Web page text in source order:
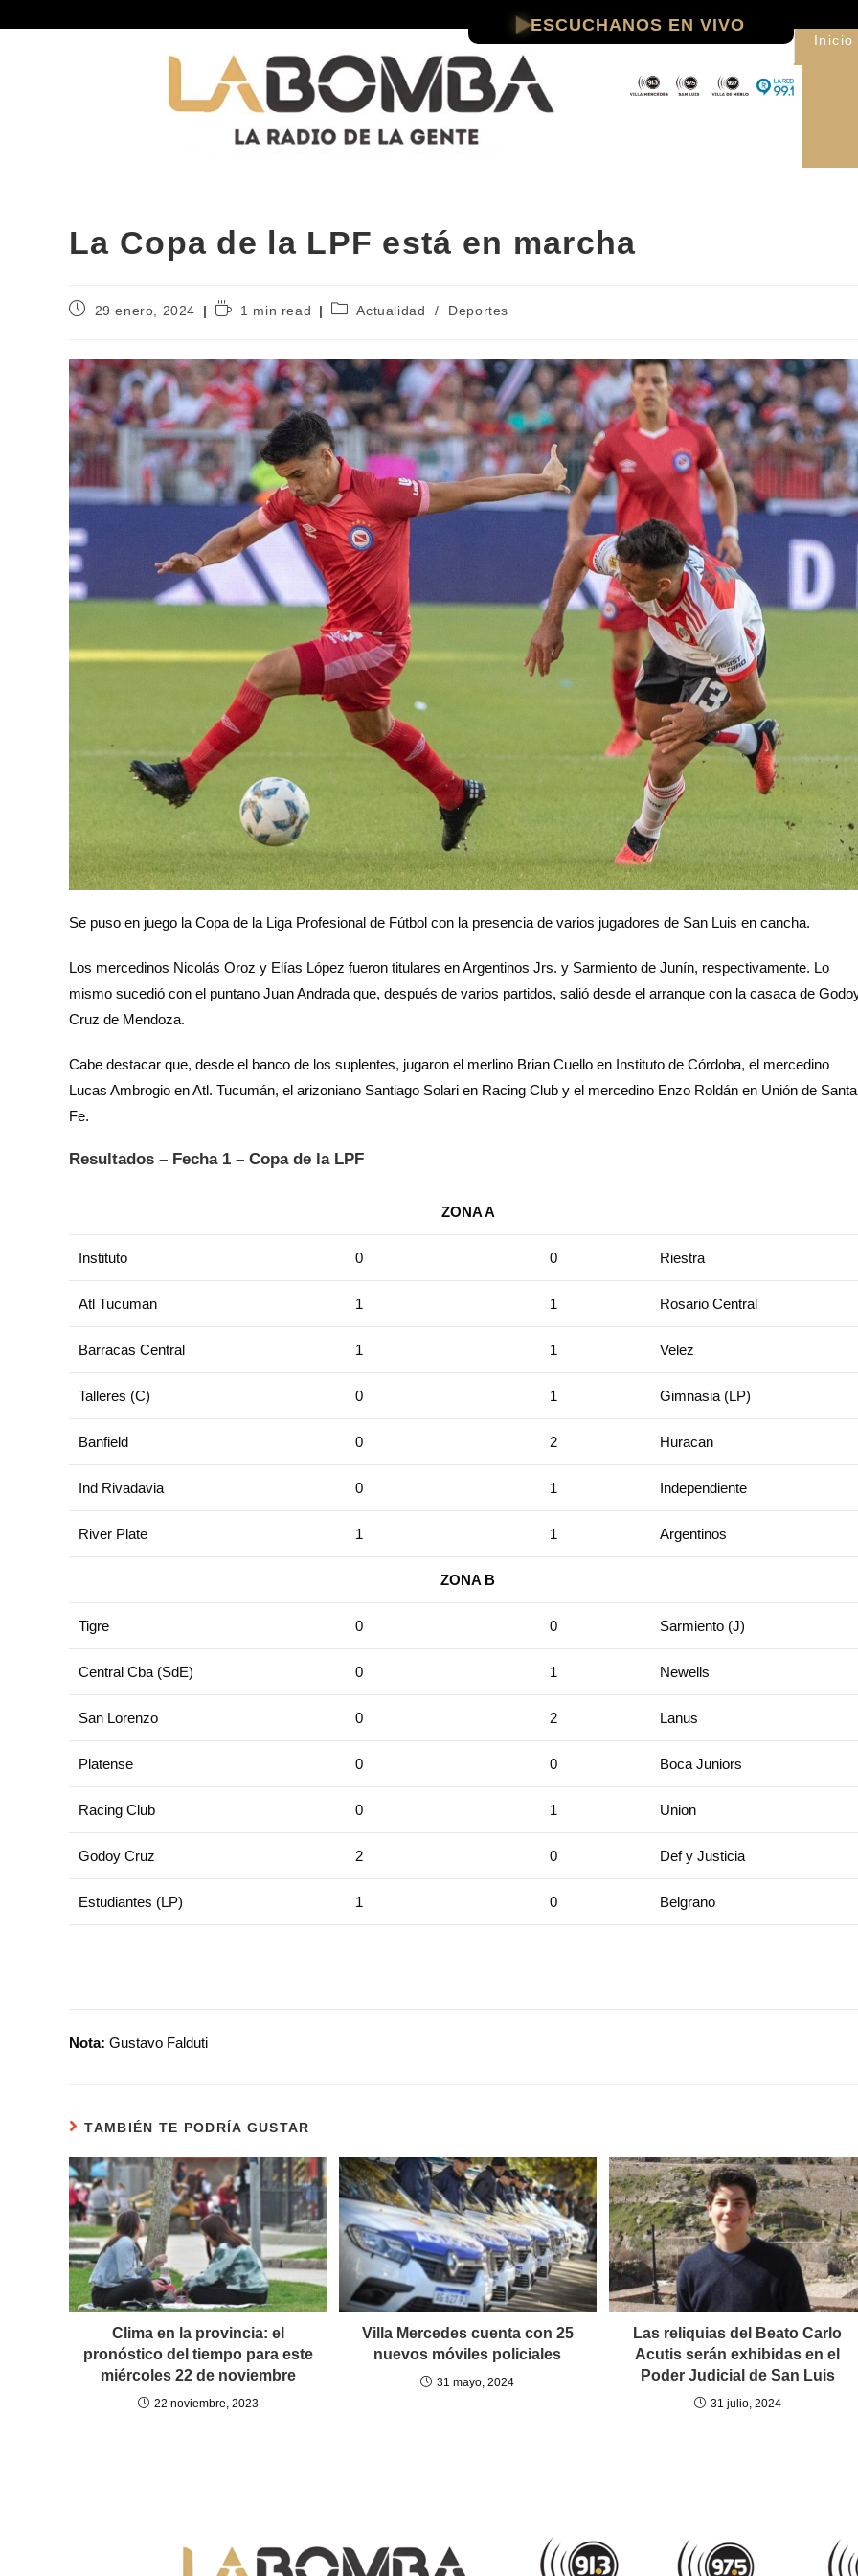
ESCUCHANOS EN VIVO
Inicio
La Copa de la LPF está en marcha
29 enero, 2024 1 min read Actualidad / Deportes
Se puso en juego la Copa de la Liga Profesional de Fútbol con la presencia de varios jugadores de San Luis en cancha.
Los mercedinos Nicolás Oroz y Elías López fueron titulares en Argentinos Jrs. y Sarmiento de Junín, respectivamente. Lo
mismo sucedió con el puntano Juan Andrada que, después de varios partidos, salió desde el arranque con la casaca de
Cruz de Mendoza.
Cabe destacar que, desde el banco de los suplentes, jugaron el merlino Brian Cuello en Instituto de Córdoba, el mercedino
Lucas Ambrogio en Atl. Tucumán, el arizoniano Santiago Solari en Racing Club y el mercedino Enzo Roldán en Unión de Santa
Fe.
Resultados – Fecha 1 – Copa de la LPF
ZONA A
Instituto 0 0 Riestra
Atl Tucuman 1 1 Rosario Central
Barracas Central 1 1 Velez
Talleres (C) 0 1 Gimnasia (LP)
Banfield 0 2 Huracan
Ind Rivadavia 0 1 Independiente
River Plate 1 1 Argentinos
ZONA B
Tigre 0 0 Sarmiento (J)
Central Cba (SdE) 0 1 Newells
San Lorenzo 0 2 Lanus
Platense 0 0 Boca Juniors
Racing Club 0 1 Union
Godoy Cruz 2 0 Def y Justicia
Estudiantes (LP) 1 0 Belgrano
Nota: Gustavo Falduti
TAMBIÉN TE PODRÍA GUSTAR
Clima en la provincia: el
pronóstico del tiempo para este
miércoles 22 de noviembre
22 noviembre, 2023
Villa Mercedes cuenta con 25
nuevos móviles policiales
31 mayo, 2024
Las reliquias del Beato Carlo
Acutis serán exhibidas en el
Poder Judicial de San Luis
31 julio, 2024